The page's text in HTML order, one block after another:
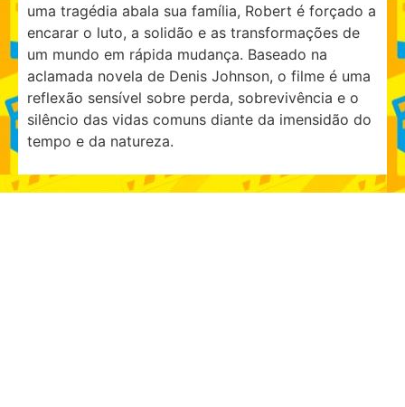
uma tragédia abala sua família, Robert é forçado a
encarar o luto, a solidão e as transformações de
um mundo em rápida mudança. Baseado na
aclamada novela de Denis Johnson, o filme é uma
reflexão sensível sobre perda, sobrevivência e o
silêncio das vidas comuns diante da imensidão do
tempo e da natureza.